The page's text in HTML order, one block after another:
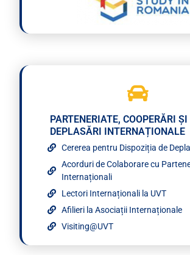
PARTENERIATE, COOPERĂRI ȘI
DEPLASĂRI INTERNAȚIONALE
Cererea pentru Dispoziția de
Acorduri de Colaborare cu
Internaționali
Lectori Internaționali la UVT
Afilieri la Asociații Internaționale
Visiting@UVT